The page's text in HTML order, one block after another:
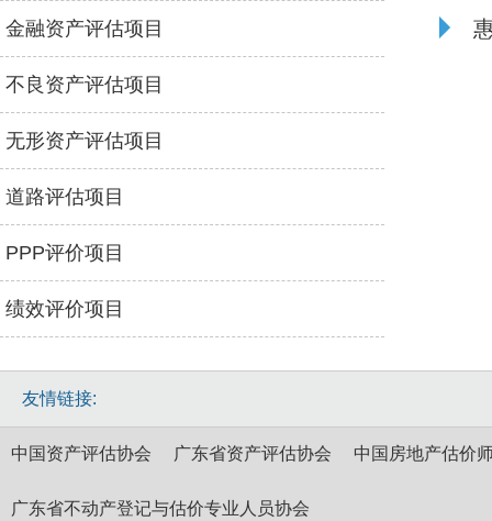
金融资产评估项目
不良资产评估项目
无形资产评估项目
道路评估项目
PPP评价项目
绩效评价项目
友情链接:
中国资产评估协会 广东省资产评估协会 中国房地产估价
广东省不动产登记与估价专业人员协会